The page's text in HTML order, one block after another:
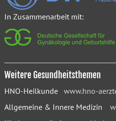
In Zusammenarbeit mit:
Weitere Gesundheitsthemen
HNO-Heilkunde www.hno-
Allgemeine & Innere Medizin